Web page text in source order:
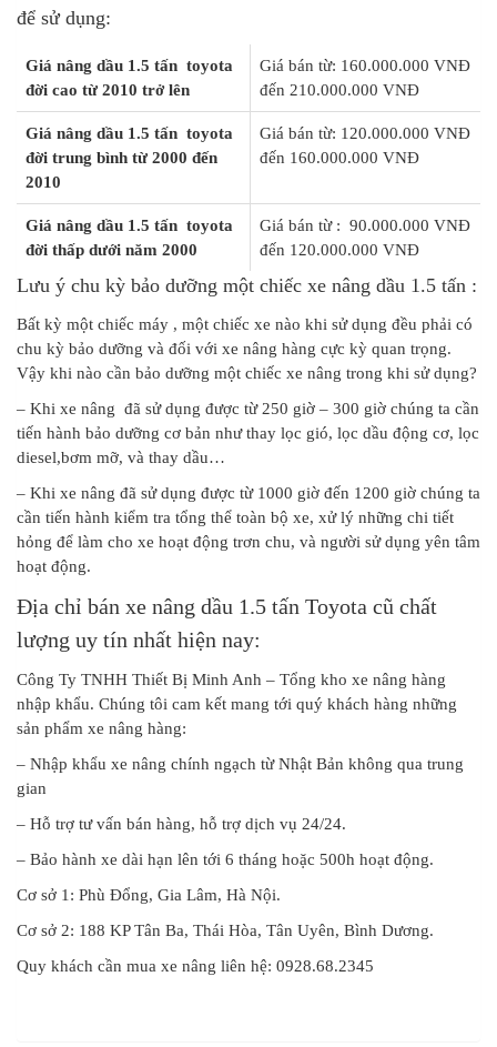
để sử dụng:
Giá nâng dầu 1.5 tấn toyota
đời cao từ 2010 trở lên
Giá bán từ: 160.000.000 VNĐ
đến 210.000.000 VNĐ
Giá nâng dầu 1.5 tấn toyota
đời trung bình từ 2000 đến
2010
Giá bán từ: 120.000.000 VNĐ
đến 160.000.000 VNĐ
Giá nâng dầu 1.5 tấn toyota
đời thấp dưới năm 2000
Giá bán từ : 90.000.000 VNĐ
đến 120.000.000 VNĐ
Lưu ý chu kỳ bảo dưỡng một chiếc xe nâng dầu 1.5 tấn :
Bất kỳ một chiếc máy , một chiếc xe nào khi sử dụng đều phải có
chu kỳ bảo dưỡng và đối với xe nâng hàng cực kỳ quan trọng.
Vậy khi nào cần bảo dưỡng một chiếc xe nâng trong khi sử dụng?
– Khi xe nâng đã sử dụng được từ 250 giờ – 300 giờ chúng ta cần
tiến hành bảo dưỡng cơ bản như thay lọc gió, lọc dầu động cơ, lọc
diesel,bơm mỡ, và thay dầu…
– Khi xe nâng đã sử dụng được từ 1000 giờ đến 1200 giờ chúng ta
cần tiến hành kiểm tra tổng thể toàn bộ xe, xử lý những chi tiết
hỏng để làm cho xe hoạt động trơn chu, và người sử dụng yên tâm
hoạt động.
Địa chỉ bán xe nâng dầu 1.5 tấn Toyota cũ chất
lượng uy tín nhất hiện nay:
Công Ty TNHH Thiết Bị Minh Anh – Tổng kho xe nâng hàng
nhập khẩu. Chúng tôi cam kết mang tới quý khách hàng những
sản phẩm xe nâng hàng:
– Nhập khẩu xe nâng chính ngạch từ Nhật Bản không qua trung
gian
– Hỗ trợ tư vấn bán hàng, hỗ trợ dịch vụ 24/24.
– Bảo hành xe dài hạn lên tới 6 tháng hoặc 500h hoạt động.
Cơ sở 1: Phù Đổng, Gia Lâm, Hà Nội.
Cơ sở 2: 188 KP Tân Ba, Thái Hòa, Tân Uyên, Bình Dương.
Quy khách cần mua xe nâng liên hệ: 0928.68.2345